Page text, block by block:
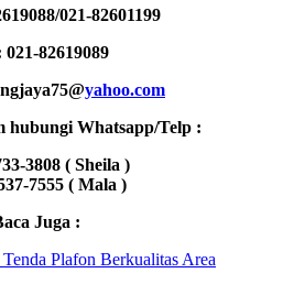
021-82601199
021-82619089
yahoo.com
hubungi Whatsapp/Telp :
3808 ( Sheila )
7555 ( Mala )
Juga :
Plafon Berkualitas Area